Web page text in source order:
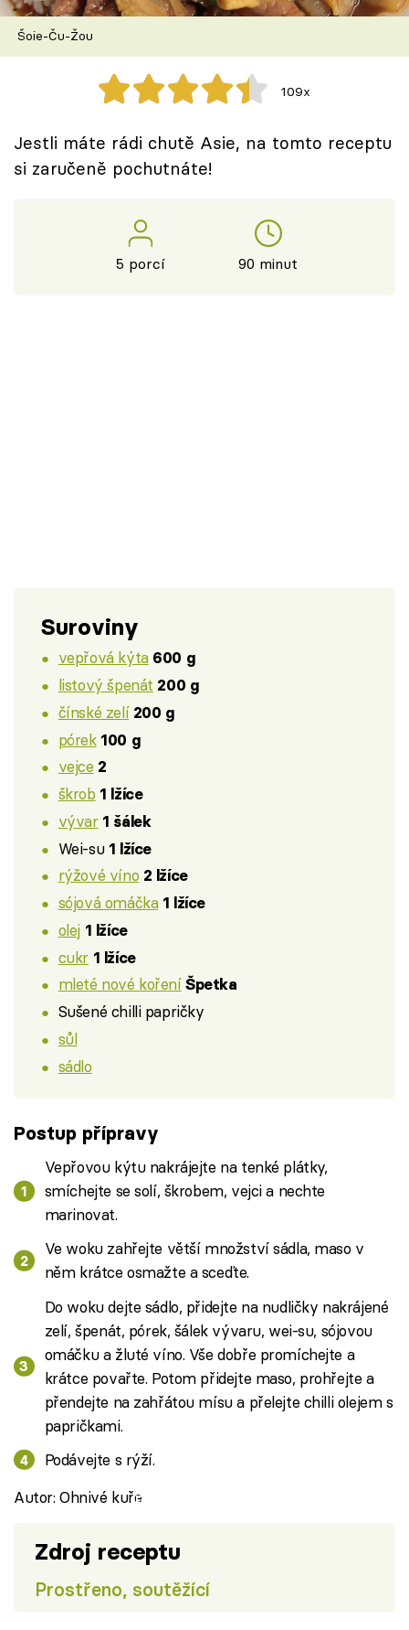
Škola vaření
Recepty z TV
Speciál: Cuketa
Těhotnej kuchař
Přihlášení
Šoie-Ču-Žou
109x
Jestli máte rádi chutě Asie, na tomto receptu
si zaručeně pochutnáte!
5 porcí 90 minut
Suroviny
vepřová kýta 600 g
listový špenát 200 g
čínské zelí 200 g
pórek 100 g
vejce 2
škrob 1 lžíce
vývar 1 šálek
Wei-su 1 lžíce
rýžové víno 2 lžíce
sójová omáčka 1 lžíce
olej 1 lžíce
cukr 1 lžíce
mleté nové koření Špetka
Sušené chilli papričky
sůl
sádlo
Postup přípravy
Vepřovou kýtu nakrájejte na tenké plátky,
smíchejte se solí, škrobem, vejci a nechte
marinovat.
Ve woku zahřejte větší množství sádla, maso v
něm krátce osmažte a sceďte.
Do woku dejte sádlo, přidejte na nudličky nakrájené
zelí, špenát, pórek, šálek vývaru, wei-su, sójovou
omáčku a žluté víno. Vše dobře promíchejte a
krátce povařte. Potom přidejte maso, prohřejte a
přendejte na zahřátou mísu a přelejte chilli olejem s
papričkami.
Podávejte s rýží.
Failed to fetch
Autor: Ohnivé kuře
Zdroj receptu
Prostřeno, soutěžící